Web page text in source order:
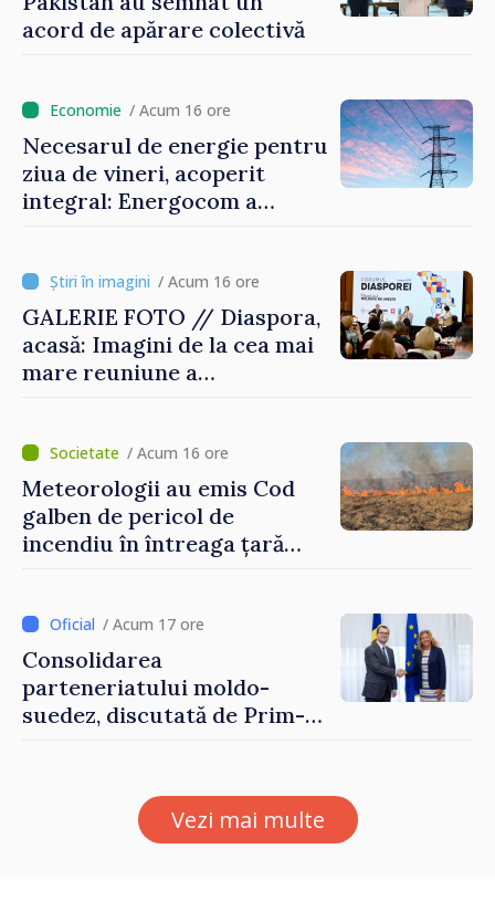
acord de apărare colectivă
/ Acum 16 ore
Necesarul de energie pentru
ziua de vineri, acoperit
integral: Energocom a
/ Acum 16 ore
GALERIE FOTO // Diaspora,
acasă: Imagini de la cea mai
mare reuniune a
/ Acum 16 ore
Meteorologii au emis Cod
galben de pericol de
incendiu în întreaga țară
/ Acum 17 ore
Consolidarea
parteneriatului moldo-
suedez, discutată de Prim-
Petra Lärke
Vezi mai multe